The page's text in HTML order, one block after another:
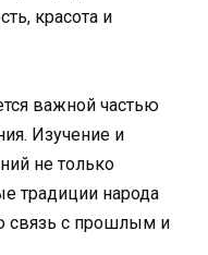
красота и
важной частью
Изучение и
не только
традиции народа
связь с прошлым и